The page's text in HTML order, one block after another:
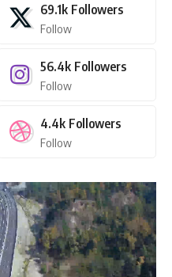
69.1k Followers
Follow
56.4k Followers
Follow
4.4k Followers
Follow